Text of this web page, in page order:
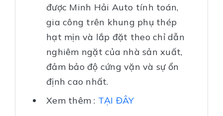
được Minh Hải Auto tính toán,
gia công trên khung phụ thép
hạt mịn và lắp đặt theo chỉ dẫn
nghiêm ngặt của nhà sản xuất,
đảm bảo độ cứng vặn và sự ổn
định cao nhất.
Xem thêm : TẠI ĐÂY